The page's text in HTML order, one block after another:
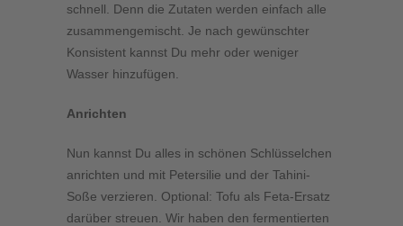
schnell. Denn die Zutaten werden einfach alle
zusammengemischt. Je nach gewünschter
Konsistent kannst Du mehr oder weniger
Wasser hinzufügen.
Anrichten
Nun kannst Du alles in schönen Schlüsselchen
anrichten und mit Petersilie und der Tahini-
Soße verzieren. Optional: Tofu als Feta-Ersatz
darüber streuen. Wir haben den fermentierten